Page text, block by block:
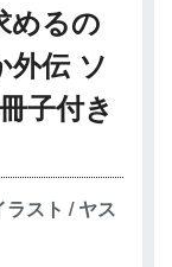
めるの
外伝 ソ
子付き
ラスト / ヤス